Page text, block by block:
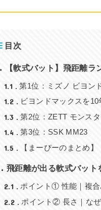
目次
【軟式バット】飛距離ラ
1.1 第1位：ミズノ ビヨン
1.2 ビヨンドマックスを10
1.3 第2位：ZETT モンス
1.4 第3位：SSK MM23
1.5 【まーぴーのまとめ】
飛距離が出る軟式バット
2.1 ポイント① 性能｜複
2.2 ポイント② 長さ｜な